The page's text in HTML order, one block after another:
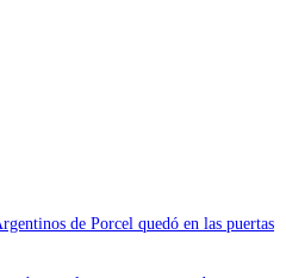
de Porcel quedó en las puertas